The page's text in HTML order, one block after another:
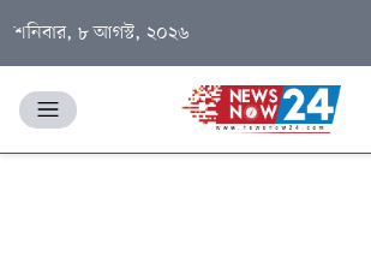
শনিবার, ৮ আগস্ট, ২০২৬